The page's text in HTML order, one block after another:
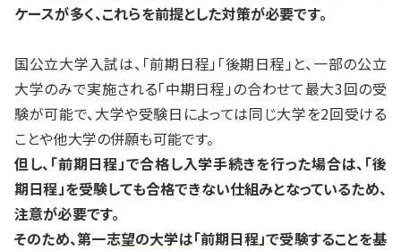
ケースが多く、これらを前提とした対策が必要です。
国公立大学入試は、「前期日程」「後期日程」と、一部の公立
大学のみで実施される「中期日程」の合わせて最大3回の受
験が可能で、大学や受験日によっては同じ大学を2回受ける
ことや他大学の併願も可能です。
但し、「前期日程」で合格し入学手続きを行った場合は、「後
期日程」を受験しても合格できない仕組みとなっているため、
注意が必要です。
そのため、第一志望の大学は「前期日程」で受験することを基